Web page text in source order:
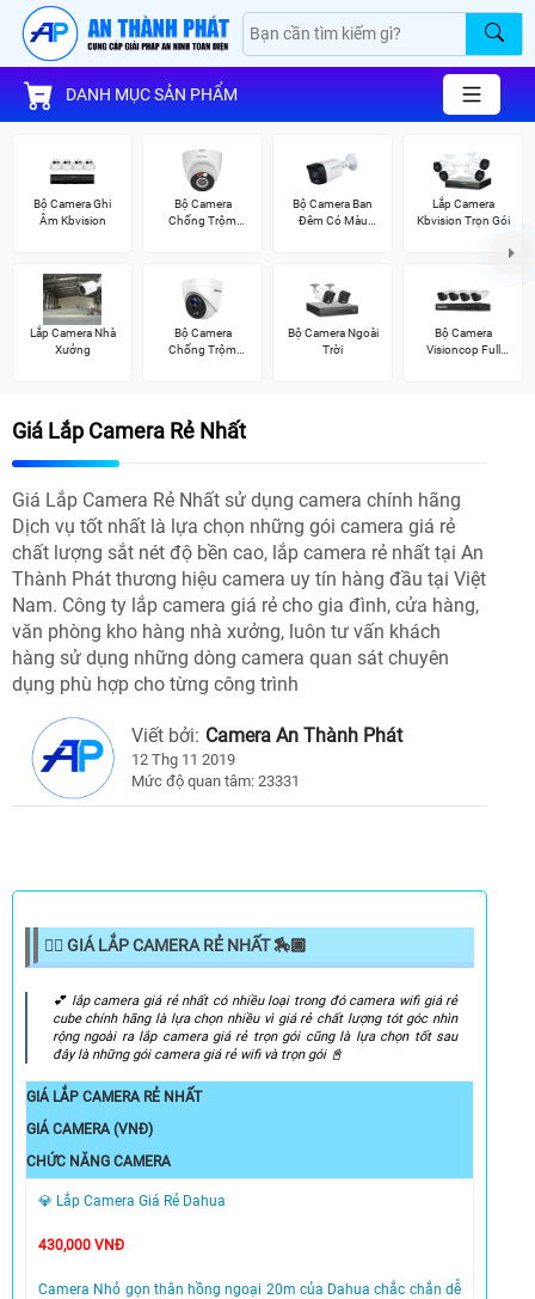
DANH MỤC SẢN PHẨM
Bộ Camera Ghi
Âm Kbvision
Bộ Camera
Chống Trộm
Bộ Camera Ban
Đêm Có Màu
Lắp Camera
Kbvision Trọn Gói
Lắp Camera Nhà
Xưởng
Bộ Camera
Chống Trộm
Bộ Camera Ngoài
Trời
Bộ Camera
Visioncop Full
Giá Lắp Camera Rẻ Nhất
Giá Lắp Camera Rẻ Nhất sử dụng camera chính hãng
Dịch vụ tốt nhất là lựa chọn những gói camera giá rẻ
chất lượng sắt nét độ bền cao, lắp camera rẻ nhất tại An
Thành Phát thương hiệu camera uy tín hàng đầu tại Việt
Nam. Công ty lắp camera giá rẻ cho gia đình, cửa hàng,
văn phòng kho hàng nhà xưởng, luôn tư vấn khách
hàng sử dụng những dòng camera quan sát chuyên
dụng phù hợp cho từng công trình
Viết bởi: Camera An Thành Phát
12 Thg 11 2019
Mức độ quan tâm: 23331
👍🏿 GIÁ LẮP CAMERA RẺ NHẤT 🏇🏿
️💕️ lắp camera giá rẻ nhất có nhiều loại trong đó camera wifi giá rẻ
cube chính hãng là lựa chọn nhiều vì giá rẻ chất lượng tót góc nhìn
rộng ngoài ra lắp camera giá rẻ trọn gói cũng là lựa chọn tốt sau
đây là những gói camera giá rẻ wifi và trọn gói 📓
GIÁ LẮP CAMERA RẺ NHẤT
GIÁ CAMERA (VNĐ)
CHỨC NĂNG CAMERA
💎 Lắp Camera Giá Rẻ Dahua
430,000 VNĐ
Camera Nhỏ gọn thân hồng ngoại 20m của Dahua chắc chắn dễ